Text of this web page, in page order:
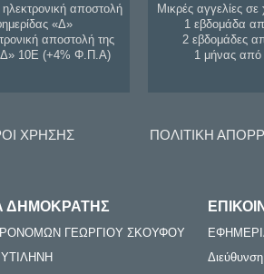
αποστολή
«Δ»
αποστολή της
10Ε (+4% Φ.Π.Α)
Μικρές αγγελίες σε
1 εβδομάδα
2 εβδομάδες
1 μήνας
ΧΡΗΣΗΣ ΠΟΛΙΤΙΚΗ
ΔΗΜΟΚΡΑΤΗΣ
ΓΕΩΡΓΙΟΥ ΣΚΟΥΦΟΥ